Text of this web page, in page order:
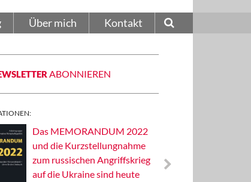
Über mich Kontakt
ABONNIEREN
Das MEMORANDUM 2022
und die Kurzstellungnahme
zum russischen Angriffskrieg
auf die Ukraine sind heute